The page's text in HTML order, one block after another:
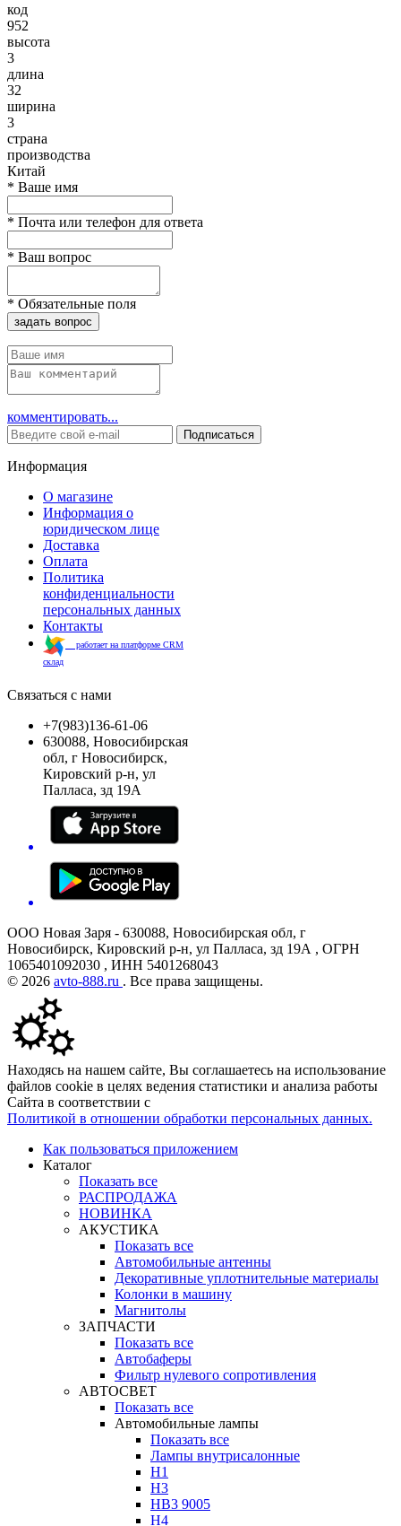
код
952
высота
3
длина
32
ширина
3
страна
производства
Китай
* Ваше имя
* Почта или телефон для ответа
* Ваш вопрос
* Обязательные поля
задать вопрос
комментировать...
Подписаться
Информация
О магазине
Информация о
юридическом лице
Доставка
Оплата
Политика
конфиденциальности
персональных данных
Контакты
работает на платформе CRM
склад
Связаться с нами
+7(983)136-61-06
630088, Новосибирская
обл, г Новосибирск,
Кировский р-н, ул
Палласа, зд 19А
ООО Новая Заря - 630088, Новосибирская обл, г
Новосибирск, Кировский р-н, ул Палласа, зд 19А , ОГРН
1065401092030 , ИНН 5401268043
© 2026 avto-888.ru . Все права защищены.
Находясь на нашем сайте, Вы соглашаетесь на использование
файлов cookie в целях ведения статистики и анализа работы
Сайта в соответствии с
Политикой в отношении обработки персональных данных.
Как пользоваться приложением
Каталог
Показать все
РАСПРОДАЖА
НОВИНКА
АКУСТИКА
Показать все
Автомобильные антенны
Декоративные уплотнительные материалы
Колонки в машину
Магнитолы
ЗАПЧАСТИ
Показать все
Автобаферы
Фильтр нулевого сопротивления
АВТОСВЕТ
Показать все
Автомобильные лампы
Показать все
Лампы внутрисалонные
H1
H3
HB3 9005
H4